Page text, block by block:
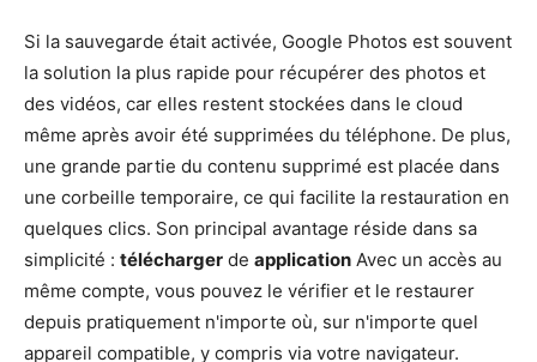
Si la sauvegarde était activée, Google Photos est souvent
la solution la plus rapide pour récupérer des photos et
des vidéos, car elles restent stockées dans le cloud
même après avoir été supprimées du téléphone. De plus,
une grande partie du contenu supprimé est placée dans
une corbeille temporaire, ce qui facilite la restauration en
quelques clics. Son principal avantage réside dans sa
simplicité : télécharger de application Avec un accès au
même compte, vous pouvez le vérifier et le restaurer
depuis pratiquement n'importe où, sur n'importe quel
appareil compatible, y compris via votre navigateur.